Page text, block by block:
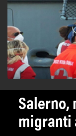
Salerno,
migranti